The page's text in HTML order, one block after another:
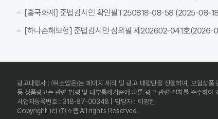
[흥국화재] 준법감시인 확인필T250818-08-58 (2025-08-
[하나손해보험] 준법감시인 심의필 제202602-041호
광고대행사 : ㈜쇼엠은/는 페이지 제작 및 광고 대행만을 진행하며, 보험상품
동 상품광고는 관련 법령 및 내부통제기준에 따른 광고 관련 절차를 준수하여
사업자등록번호 : 318-87-00348 | 담당자 : 이광헌
Copyright (c) ㈜쇼엠 All rights Reserved.